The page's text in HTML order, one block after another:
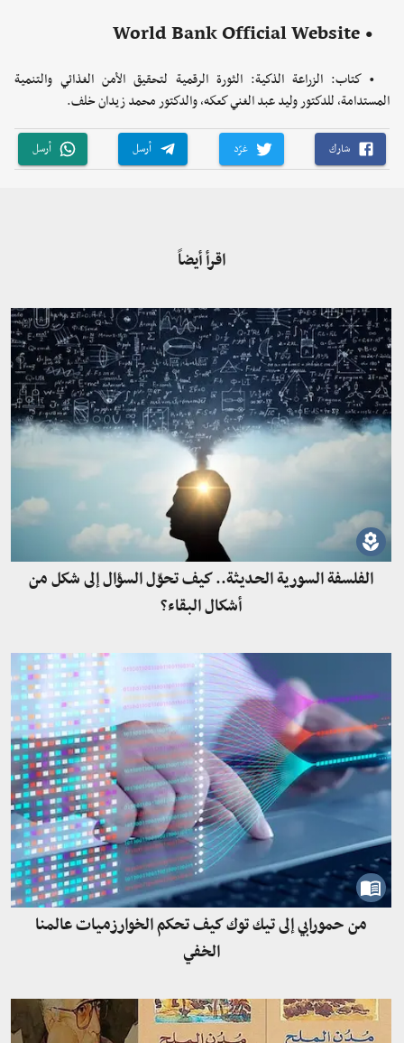
• World Bank Official Website
• كتاب: الزراعة الذكية: الثورة الرقمية لتحقيق الأمن الغذائي والتنمية
المستدامة، للدكتور وليد عبد الغني كعكه، والدكتور محمد زيدان خلف.
شارك غرّد أرسل أرسل
اقرأ أيضاً
الفلسفة السورية الحديثة.. كيف تحوّل السؤال إلى شكل من
أشكال البقاء؟
من حمورابي إلى تيك توك كيف تحكم الخوارزميات عالمنا
الخفي